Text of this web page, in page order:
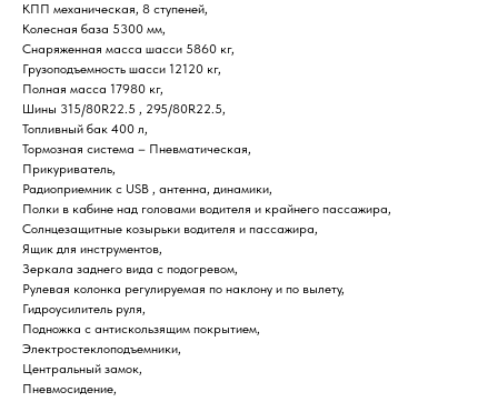
КПП механическая, 8 ступеней,
Колесная база 5300 мм,
Снаряженная масса шасси 5860 кг,
Грузоподъемность шасси 12120 кг,
Полная масса 17980 кг,
Шины 315/80R22.5 , 295/80R22.5,
Топливный бак 400 л,
Тормозная система – Пневматическая,
Прикуриватель,
Радиоприемник c USB , антенна, динамики,
Полки в кабине над головами водителя и крайнего пассажира,
Солнцезащитные козырьки водителя и пассажира,
Ящик для инструментов,
Зеркала заднего вида с подогревом,
Рулевая колонка регулируемая по наклону и по вылету,
Гидроусилитель руля,
Подножка с антискользящим покрытием,
Электростеклоподъемники,
Центральный замок,
Пневмосидение,